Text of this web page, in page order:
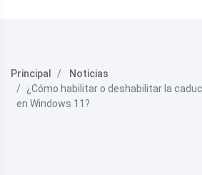
Principal
Noticias
¿Cómo habilitar o deshabilitar la
en Windows 11?